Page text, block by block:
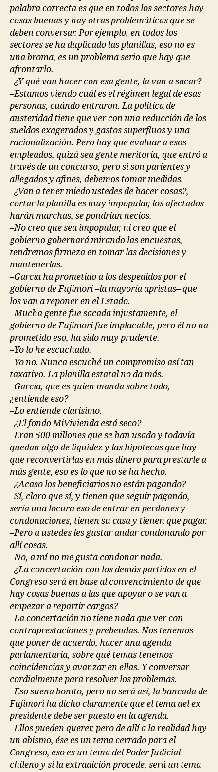
palabra correcta es que en todos los sectores hay
cosas buenas y hay otras problemáticas que se
deben conversar. Por ejemplo, en todos los
sectores se ha duplicado las planillas, eso no es
una broma, es un problema serio que hay que
afrontarlo.
–¿Y qué van hacer con esa gente, la van a sacar?
–Estamos viendo cuál es el régimen legal de esas
personas, cuándo entraron. La política de
austeridad tiene que ver con una reducción de los
sueldos exagerados y gastos superfluos y una
racionalización. Pero hay que evaluar a esos
empleados, quizá sea gente meritoria, que entró a
través de un concurso, pero si son parientes y
allegados y afines, debemos tomar medidas.
–¿Van a tener miedo ustedes de hacer cosas?,
cortar la planilla es muy impopular, los afectados
harán marchas, se pondrían necios.
–No creo que sea impopular, ni creo que el
gobierno gobernará mirando las encuestas,
tendremos firmeza en tomar las decisiones y
mantenerlas.
–García ha prometido a los despedidos por el
gobierno de Fujimori –la mayoría apristas– que
los van a reponer en el Estado.
–Mucha gente fue sacada injustamente, el
gobierno de Fujimori fue implacable, pero él no ha
prometido eso, ha sido muy prudente.
–Yo lo he escuchado.
–Yo no. Nunca escuché un compromiso así tan
taxativo. La planilla estatal no da más.
–García, que es quien manda sobre todo,
¿entiende eso?
–Lo entiende clarísimo.
–¿El fondo MiVivienda está seco?
–Eran 500 millones que se han usado y todavía
quedan algo de liquidez y las hipotecas que hay
que reconvertirlas en más dinero para prestarle a
más gente, eso es lo que no se ha hecho.
–¿Acaso los beneficiarios no están pagando?
–Sí, claro que sí, y tienen que seguir pagando,
sería una locura eso de entrar en perdones y
condonaciones, tienen su casa y tienen que pagar.
–Pero a ustedes les gustar andar condonando por
allí cosas.
–No, a mí no me gusta condonar nada.
–¿La concertación con los demás partidos en el
Congreso será en base al convencimiento de que
hay cosas buenas a las que apoyar o se van a
empezar a repartir cargos?
–La concertación no tiene nada que ver con
contraprestaciones y prebendas. Nos tenemos
que poner de acuerdo, hacer una agenda
parlamentaria, sobre qué temas tenemos
coincidencias y avanzar en ellas. Y conversar
cordialmente para resolver los problemas.
–Eso suena bonito, pero no será así, la bancada de
Fujimori ha dicho claramente que el tema del ex
presidente debe ser puesto en la agenda.
–Ellos pueden querer, pero de allí a la realidad hay
un abismo, ése es un tema cerrado para el
Congreso, eso es un tema del Poder Judicial
chileno y si la extradición procede, será un tema